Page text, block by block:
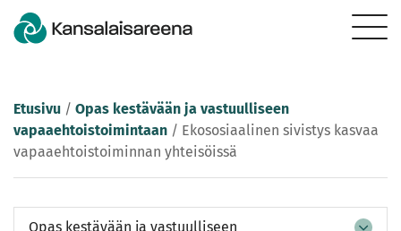
Etusivu / Opas kestävään ja vastuulliseen
vapaaehtoistoimintaan / Ekososiaalinen sivistys kasvaa
vapaaehtoistoiminnan yhteisöissä
Opas kestävään ja vastuulliseen